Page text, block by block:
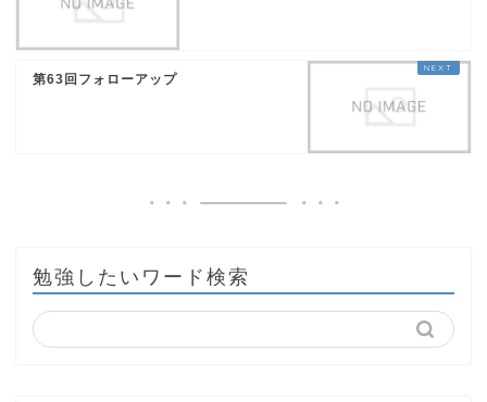
第63回フォローアップ
勉強したいワード検索